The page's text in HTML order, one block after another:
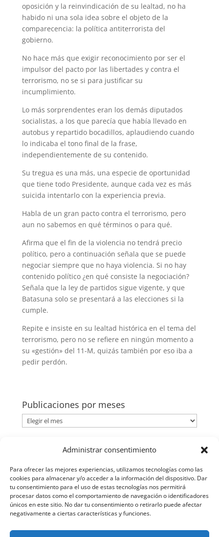
Administrar consentimiento
Para ofrecer las mejores experiencias, utilizamos tecnologías como las
cookies para almacenar y/o acceder a la información del dispositivo. Dar
tu consentimiento para el uso de estas tecnologías nos permitirá
procesar datos como el comportamiento de navegación o identificadores
únicos en este sitio. No dar tu consentimiento o retirarlo puede afectar
negativamente a ciertas características y funciones.
oposición y la reinvindicación de su lealtad, no ha
habido ni una sola idea sobre el objeto de la
comparecencia: la política antiterrorista del
gobierno.
No hace más que exigir reconocimiento por ser el
impulsor del pacto por las libertades y contra el
terrorismo, no se si para justificar su
incumplimiento.
Lo más sorprendentes eran los demás diputados
socialistas, a los que parecía que había llevado en
autobus y repartido bocadillos, aplaudiendo cuando
lo indicaba el tono final de la frase,
independientemente de su contenido.
Su tregua es una más, una especie de oportunidad
que tiene todo Presidente, aunque cada vez es más
suicida intentarlo con la experiencia previa.
Habla de un gran pacto contra el terrorismo, pero
aun no sabemos en qué términos o para qué.
Afirma que el fin de la violencia no tendrá precio
político, pero a continuación señala que se puede
negociar siempre que no haya violencia. Si no hay
contenido político ¿en qué consiste la negociación?
Señala que la ley de partidos sigue vigente, y que
Batasuna solo se presentará a las elecciones si la
cumple.
Repite e insiste en su lealtad histórica en el tema del
terrorismo, pero no se refiere en ningún momento a
su «gestión» del 11-M, quizás también por eso iba a
pedir perdón.
Publicaciones por meses
Publicaciones
por
Categorías